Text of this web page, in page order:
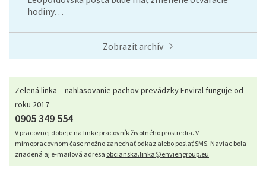
hodiny…
Zobraziť archív
Zelená linka – nahlasovanie pachov prevádzky Enviral funguje od
roku 2017
0905 349 554
V pracovnej dobe je na linke pracovník životného prostredia. V
mimopracovnom čase možno zanechať odkaz alebo poslať SMS. Naviac bola
zriadená aj e-mailová adresa obcianska.linka@enviengroup.eu.